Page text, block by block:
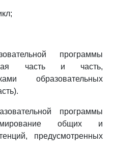
программы
часть и часть,
образовательных
программы
общих и
предусмотренных